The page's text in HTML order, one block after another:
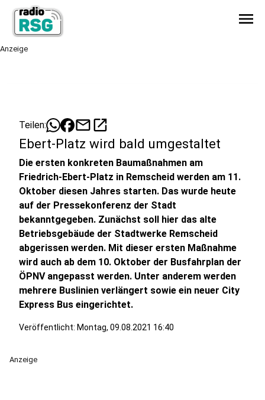
menu
Anzeige
Teilen: mailopen_in_new
Ebert-Platz wird bald umgestaltet
Die ersten konkreten Baumaßnahmen am
Friedrich-Ebert-Platz in Remscheid werden am 11.
Oktober diesen Jahres starten. Das wurde heute
auf der Pressekonferenz der Stadt
bekanntgegeben. Zunächst soll hier das alte
Betriebsgebäude der Stadtwerke Remscheid
abgerissen werden. Mit dieser ersten Maßnahme
wird auch ab dem 10. Oktober der Busfahrplan der
ÖPNV angepasst werden. Unter anderem werden
mehrere Buslinien verlängert sowie ein neuer City
Express Bus eingerichtet.
Veröffentlicht: Montag, 09.08.2021 16:40
Anzeige